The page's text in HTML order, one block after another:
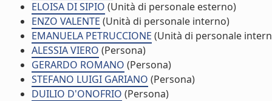
ELOISA DI SIPIO (Unità di personale esterno)
ENZO VALENTE (Unità di personale interno)
EMANUELA PETRUCCIONE (Unità di personale
ALESSIA VIERO (Persona)
GERARDO ROMANO (Persona)
STEFANO LUIGI GARIANO (Persona)
DUILIO D'ONOFRIO (Persona)